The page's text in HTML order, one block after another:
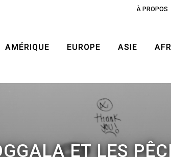
À PROPOS
AMÉRIQUE EUROPE ASIE
ET LES